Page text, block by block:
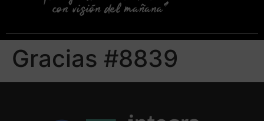
Gracias #8839